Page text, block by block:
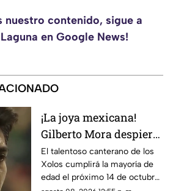
nuestro contenido, sigue a
en Google News!
¡La joya mexicana!
Gilberto Mora despierta
fuerte interés del PSG
de Francia
El talentoso canterano de los
Xolos cumplirá la mayoría de
edad el próximo 14 de octubre,